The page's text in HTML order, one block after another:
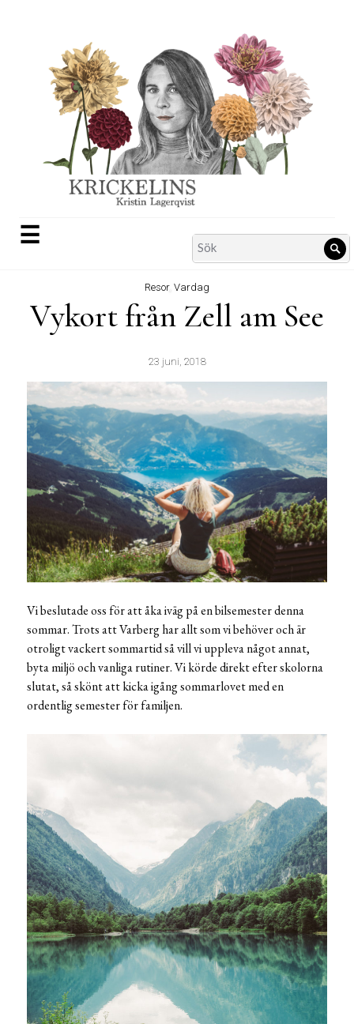
☰
Search
for:
Resor, Vardag
Vykort från Zell am See
23 juni, 2018
Vi beslutade oss för att åka iväg på en bilsemester denna
sommar. Trots att Varberg har allt som vi behöver och är
otroligt vackert sommartid så vill vi uppleva något annat,
byta miljö och vanliga rutiner. Vi körde direkt efter skolorna
slutat, så skönt att kicka igång sommarlovet med en
ordentlig semester för familjen.